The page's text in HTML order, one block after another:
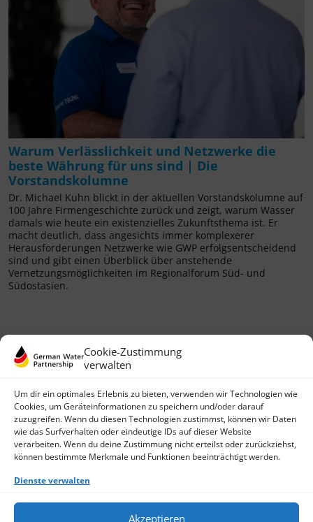
Cookie-Zustimmung
verwalten
Um dir ein optimales Erlebnis zu bieten, verwenden wir Technologien wie
Cookies, um Geräteinformationen zu speichern und/oder darauf
zuzugreifen. Wenn du diesen Technologien zustimmst, können wir Daten
wie das Surfverhalten oder eindeutige IDs auf dieser Website
verarbeiten. Wenn du deine Zustimmung nicht erteilst oder zurückziehst,
können bestimmte Merkmale und Funktionen beeinträchtigt werden.
Dienste verwalten
Akzeptieren
Warum Verlässlichkeit und Netzwerke die
beste Währung für uns sind | Die
Vorstandskolumne
Dr. Michael Kuhn blickt in der aktuellen Vorstandskolumne auf
100 Jahre Firmengeschichte zurück und zeigt, warum Wasser
damals wie heute ein existenzielles Zukunftsthema ist. Er
macht deutlich, dass angesichts immer komplexerer
Herausforderungen Netzwerke wie GWP erfolgsentscheidend
sind und gibt einen Überblick über anstehende
Vernetzungsmöglichkeiten im Regionalforum Süd- und
Südostasien.
German Water Partnership e.V.
Invalidenstraße 91
D-10115 Berlin
Login